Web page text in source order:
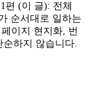
편 (이 글): 전체
순서대로 일하는
이지 현지화, 번
하지 않습니다.